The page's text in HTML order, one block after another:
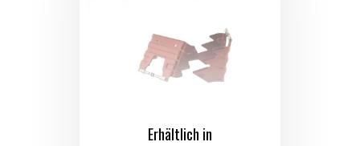
Erhältlich in